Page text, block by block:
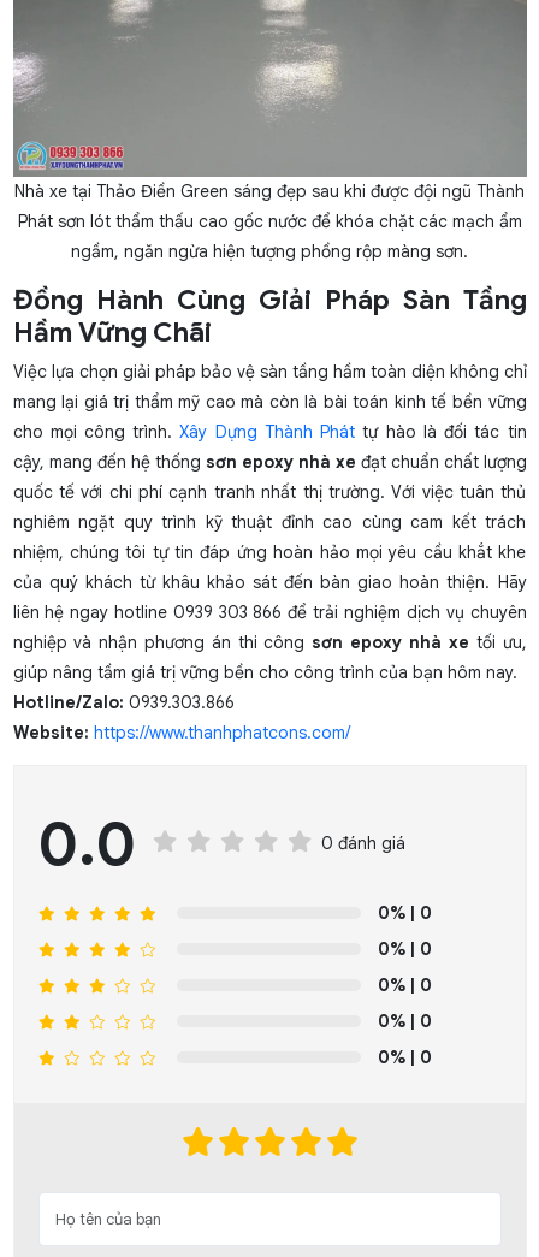
Nhà xe tại Thảo Điền Green sáng đẹp sau khi được đội ngũ Thành
Phát sơn lót thẩm thấu cao gốc nước để khóa chặt các mạch ẩm
ngầm, ngăn ngừa hiện tượng phồng rộp màng sơn.
Đồng Hành Cùng Giải Pháp Sàn Tầng
Hầm Vững Chãi
Việc lựa chọn giải pháp bảo vệ sàn tầng hầm toàn diện không chỉ
mang lại giá trị thẩm mỹ cao mà còn là bài toán kinh tế bền vững
cho mọi công trình.Xây Dựng Thành Phát tự hào là đối tác tin
cậy, mang đến hệ thống sơn epoxy nhà xe đạt chuẩn chất lượng
quốc tế với chi phí cạnh tranh nhất thị trường. Với việc tuân thủ
nghiêm ngặt quy trình kỹ thuật đỉnh cao cùng cam kết trách
nhiệm, chúng tôi tự tin đáp ứng hoàn hảo mọi yêu cầu khắt khe
của quý khách từ khâu khảo sát đến bàn giao hoàn thiện. Hãy
liên hệ ngay hotline 0939 303 866 để trải nghiệm dịch vụ chuyên
nghiệp và nhận phương án thi công sơn epoxy nhà xe tối ưu,
giúp nâng tầm giá trị vững bền cho công trình của bạn hôm nay.
Hotline/Zalo: 0939.303.866
Website: https://www.thanhphatcons.com/
0.0 0 đánh giá
0% | 0
0% | 0
0% | 0
0% | 0
0% | 0